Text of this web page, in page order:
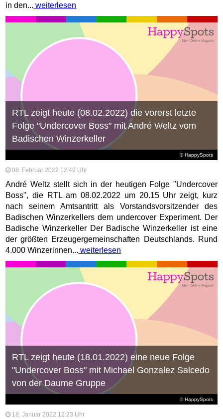
in den... weiterlesen
© HappySpots
RTL zeigt heute (08.02.2022) die vorerst letzte
Folge "Undercover Boss" mit André Weltz vom
Badischen Winzerkeller
08. Februar 2022 12:49 Uhr
André Weltz stellt sich in der heutigen Folge "Undercover
Boss", die RTL am 08.02.2022 um 20.15 Uhr zeigt, kurz
nach seinem Amtsantritt als Vorstandsvorsitzender des
Badischen Winzerkellers dem undercover Experiment. Der
Badische Winzerkeller Der Badische Winzerkeller ist eine
der größten Erzeugergemeinschaften Deutschlands. Rund
4.000 Winzerinnen... weiterlesen
© HappySpots
RTL zeigt heute (18.01.2022) eine neue Folge
"Undercover Boss" mit Michael Gonzalez Salcedo
von der Daume Gruppe
18. Januar 2022 12:23 Uhr